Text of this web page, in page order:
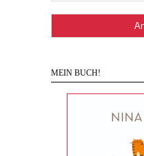
MEIN BUCH!